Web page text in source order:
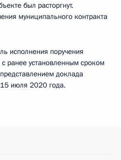
был расторгнут.
муниципального контракта
исполнения поручения
ранее установленным сроком
доклада
15 июля 2020 года.